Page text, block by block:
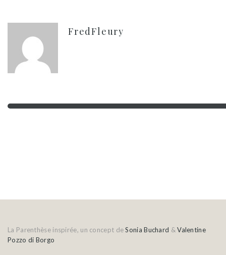
FredFleury
La Parenthèse inspirée, un concept deSonia Buchard &Valentine
Pozzo di Borgo